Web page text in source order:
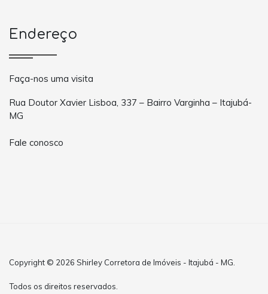
Endereço
Faça-nos uma visita
Rua Doutor Xavier Lisboa, 337 – Bairro Varginha – Itajubá-
MG
Fale conosco
Copyright © 2026 Shirley Corretora de Imóveis - Itajubá - MG.
Todos os direitos reservados.